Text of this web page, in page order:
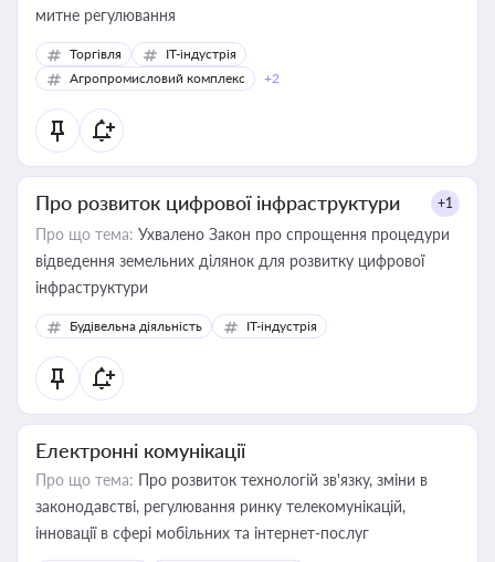
митне регулювання
Торгівля
IT-індустрія
Агропромисловий комплекс
+2
Про розвиток цифрової інфраструктури +1
Про що тема: Ухвалено Закон про спрощення процедури
відведення земельних ділянок для розвитку цифрової
інфраструктури
Будівельна діяльність IT-індустрія
Електронні комунікації
Про що тема: Про розвиток технологій зв'язку, зміни в
законодавстві, регулювання ринку телекомунікацій,
інновації в сфері мобільних та інтернет-послуг